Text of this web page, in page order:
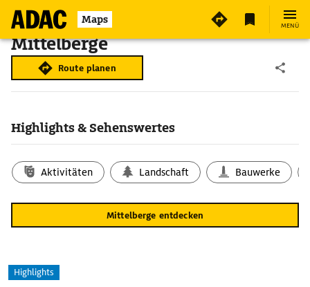
Maps MENÜ
Mittelberge
Route planen
Highlights & Sehenswertes
Aktivitäten Landschaft Bauwerke
Mittelberge entdecken
Highlights